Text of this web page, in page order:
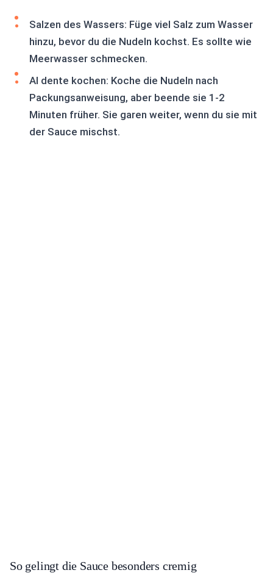
Salzen des Wassers: Füge viel Salz zum Wasser
hinzu, bevor du die Nudeln kochst. Es sollte wie
Meerwasser schmecken.
Al dente kochen: Koche die Nudeln nach
Packungsanweisung, aber beende sie 1-2
Minuten früher. Sie garen weiter, wenn du sie mit
der Sauce mischst.
So gelingt die Sauce besonders cremig